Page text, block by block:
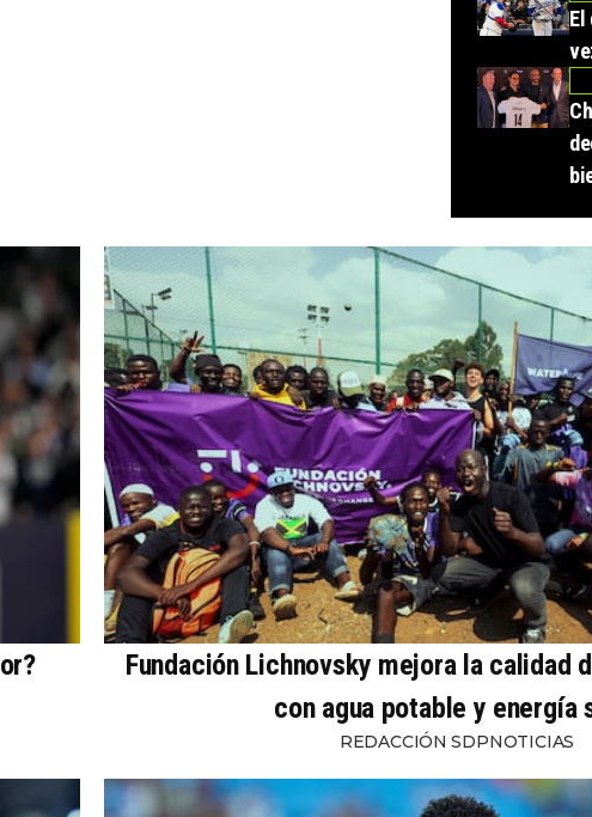
El
Fundación Lichnovsky mejora la calidad
con agua potable y energía
REDACCIÓN SDPNOTICIAS